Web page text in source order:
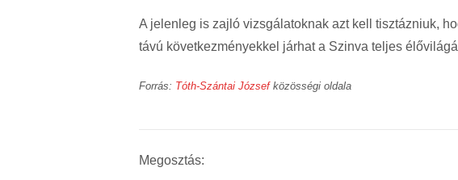
A jelenleg is zajló vizsgálatoknak azt kell tisztázniuk,
távú következményekkel járhat a Szinva teljes
Forrás: Tóth-Szántai József közösségi oldala
Megosztás: